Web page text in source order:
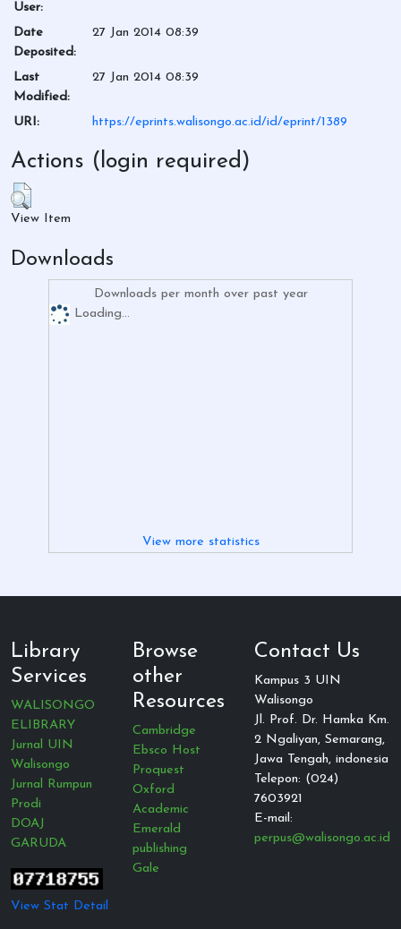
User:
Date
Deposited:
27 Jan 2014 08:39
Last
Modified:
27 Jan 2014 08:39
URI: https://eprints.walisongo.ac.id/id/eprint/1389
Actions (login required)
View Item
Downloads
Downloads per month over past year
Loading...
View more statistics
Library
Services
WALISONGO
ELIBRARY
Jurnal UIN
Walisongo
Jurnal Rumpun
Prodi
DOAJ
GARUDA
View Stat Detail
Browse
other
Resources
Cambridge
Ebsco Host
Proquest
Oxford
Academic
Emerald
publishing
Gale
Contact Us
Kampus 3 UIN
Walisongo
Jl. Prof. Dr. Hamka Km.
2 Ngaliyan, Semarang,
Jawa Tengah, indonesia
Telepon: (024)
7603921
E-mail:
perpus@walisongo.ac.id